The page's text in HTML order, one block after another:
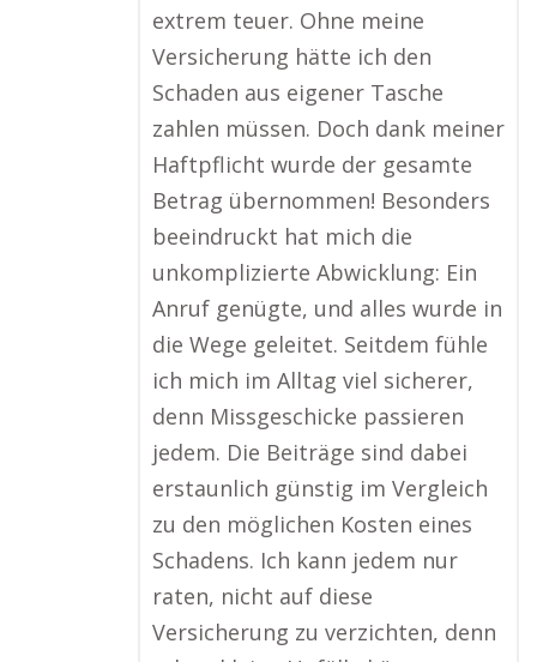
extrem teuer. Ohne meine
Versicherung hätte ich den
Schaden aus eigener Tasche
zahlen müssen. Doch dank meiner
Haftpflicht wurde der gesamte
Betrag übernommen! Besonders
beeindruckt hat mich die
unkomplizierte Abwicklung: Ein
Anruf genügte, und alles wurde in
die Wege geleitet. Seitdem fühle
ich mich im Alltag viel sicherer,
denn Missgeschicke passieren
jedem. Die Beiträge sind dabei
erstaunlich günstig im Vergleich
zu den möglichen Kosten eines
Schadens. Ich kann jedem nur
raten, nicht auf diese
Versicherung zu verzichten, denn